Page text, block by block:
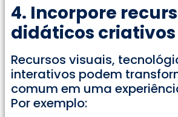
4. Incorpore
didáticos criativos
Recursos visuais,
interativos podem
comum em uma
Por exemplo: